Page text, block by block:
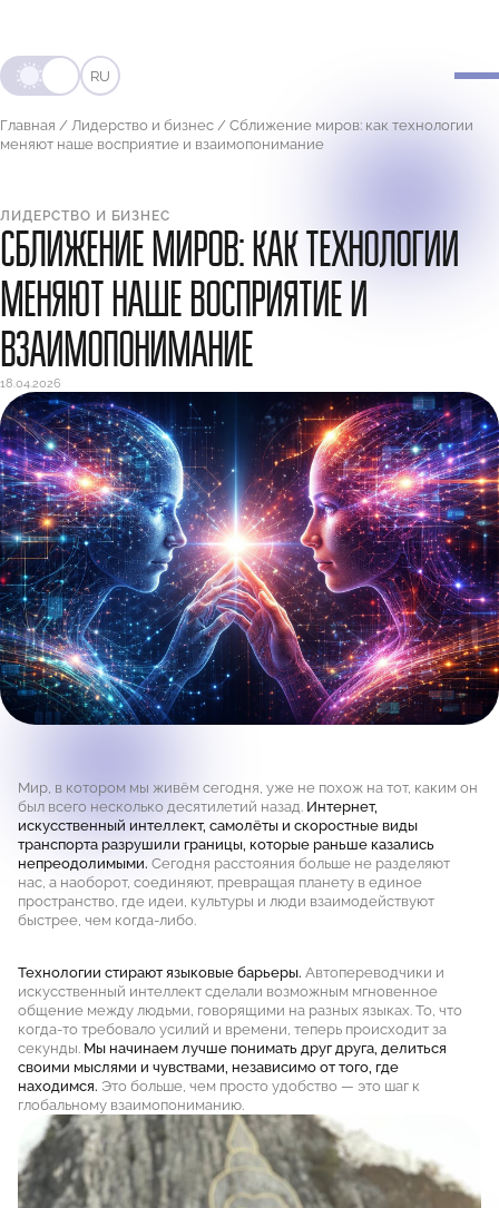
RU
Главная / Лидерство и бизнес / Сближение миров: как технологии
меняют наше восприятие и взаимопонимание
ЛИДЕРСТВО И БИЗНЕС
СБЛИЖЕНИЕ МИРОВ: КАК ТЕХНОЛОГИИ
МЕНЯЮТ НАШЕ ВОСПРИЯТИЕ И
ВЗАИМОПОНИМАНИЕ
18.04.2026
Мир, в котором мы живём сегодня, уже не похож на тот, каким он
был всего несколько десятилетий назад. Интернет,
искусственный интеллект, самолёты и скоростные виды
транспорта разрушили границы, которые раньше казались
непреодолимыми. Сегодня расстояния больше не разделяют
нас, а наоборот, соединяют, превращая планету в единое
пространство, где идеи, культуры и люди взаимодействуют
быстрее, чем когда-либо.
Технологии стирают языковые барьеры. Автопереводчики и
искусственный интеллект сделали возможным мгновенное
общение между людьми, говорящими на разных языках. То, что
когда-то требовало усилий и времени, теперь происходит за
секунды. Мы начинаем лучше понимать друг друга, делиться
своими мыслями и чувствами, независимо от того, где
находимся. Это больше, чем просто удобство — это шаг к
глобальному взаимопониманию.